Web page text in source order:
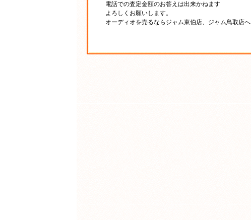
電話での査定金額のお答えは出来かねます
よろしくお願いします。
オーディオを売るならジャム東伯店、ジャム鳥取店へ